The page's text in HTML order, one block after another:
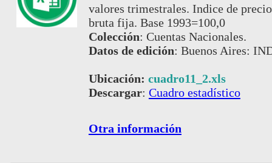
valores trimestrales. Indice de
bruta fija. Base 1993=100,0
Colección: Cuentas Nacionales.
Datos de edición: Buenos Aires:
Ubicación: cuadro11_2.xls
Descargar: Cuadro estadístico
Otra información